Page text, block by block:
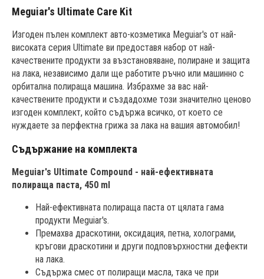
Meguiar's Ultimate Care Kit
Изгоден пълен комплект авто-козметика Meguiar's от най-
високата серия Ultimate ви предоставя набор от най-
качествените продукти за възстановяване, полиране и защита
на лака, независимо дали ще работите ръчно или машинно с
орбитална полираща машина. Избрахме за вас най-
качествените продукти и създадохме този значително ценово
изгоден комплект, който съдържа всичко, от което се
нуждаете за перфектна грижа за лака на вашия автомобил!
Съдържание на комплекта
Meguiar's Ultimate Compound - най-ефективната
полираща паста, 450 ml
Най-ефективната полираща паста от цялата гама
продукти Meguiar's.
Премахва драскотини, оксидация, петна, холограми,
кръгови драскотини и други подповърхностни дефекти
на лака.
Съдържа смес от полиращи масла, така че при